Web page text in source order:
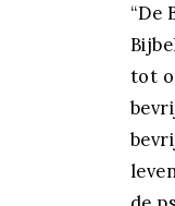
“De
tot